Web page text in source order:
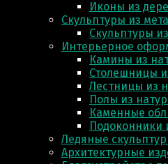
Иконы из
Скульптуры из
Скульптуры
Интерьерное
Камины из
Столешницы
Лестницы из
Полы из
Каменные
Подоконники
Ледяные
Архитектурные